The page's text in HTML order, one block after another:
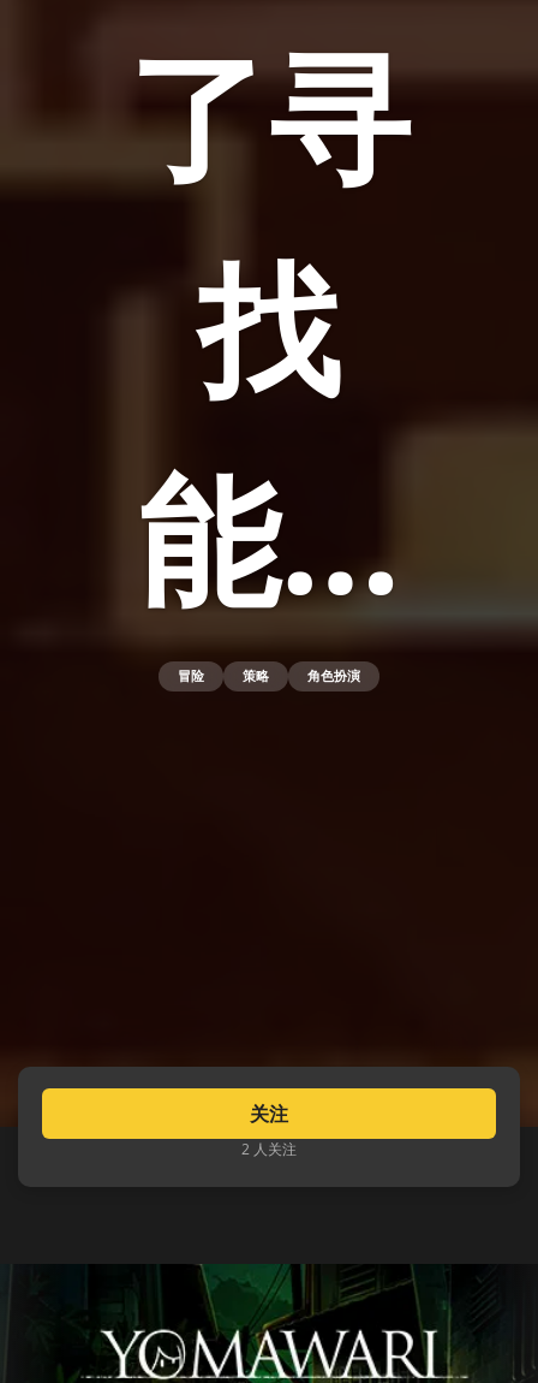
了寻
找
能…
冒险 策略 角色扮演
关注
2 人关注